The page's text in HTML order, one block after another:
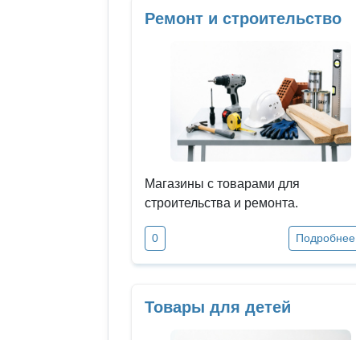
Ремонт и строительство
Магазины с товарами для
строительства и ремонта.
0 Подробнее
Товары для детей